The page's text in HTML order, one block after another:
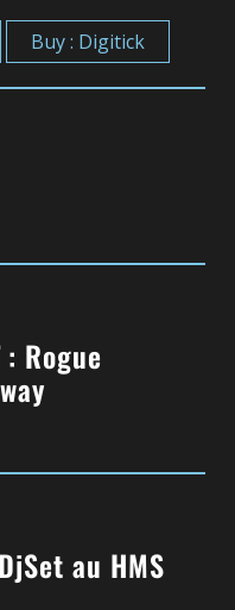
Buy : Digitick
Rogue
au HMS